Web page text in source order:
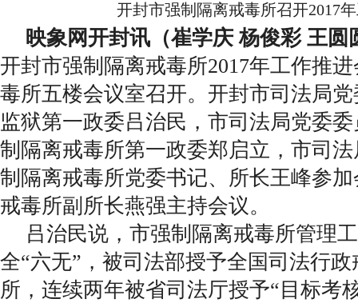
开封市强制隔离戒毒所召开2017
映象网开封讯（崔学庆 杨俊彩 王圆
开封市强制隔离戒毒所2017年工作推
毒所五楼会议室召开。开封市司法局
监狱第一政委吕治民，市司法局党委
制隔离戒毒所第一政委郑启立，市司
制隔离戒毒所党委书记、所长王峰参
戒毒所副所长燕强主持会议。
吕治民说，市强制隔离戒毒所管理
全“六无”，被司法部授予全国司法行政
所，连续两年被省司法厅授予“目标考